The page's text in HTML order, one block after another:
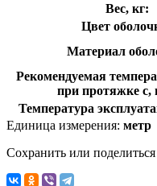
Вес, кг:
Цвет
Материал
Рекомендуемая
при протяжке с,
Температура
Единица измерения: метр
Сохранить или